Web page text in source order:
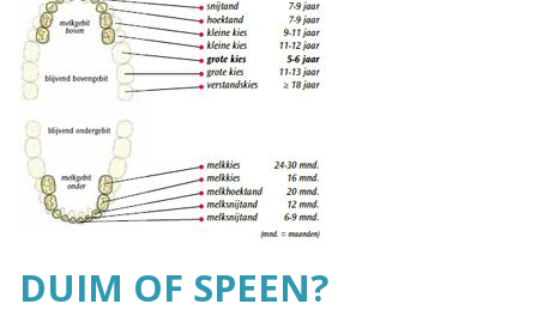
DUIM OF SPEEN?